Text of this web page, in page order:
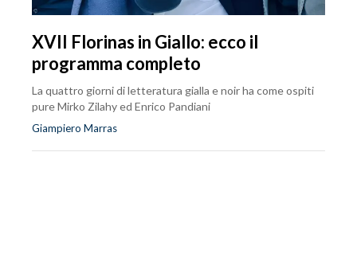
XVII Florinas in Giallo: ecco il
programma completo
La quattro giorni di letteratura gialla e noir ha come ospiti
pure Mirko Zilahy ed Enrico Pandiani
Giampiero Marras